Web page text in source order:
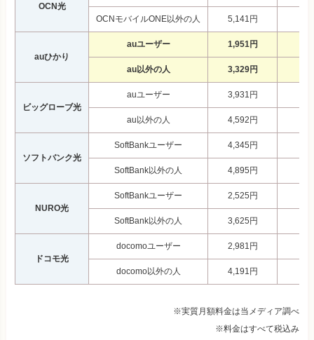
OCN光
OCNモバイルONE以外の人 5,141円
auひかり
auユーザー 1,951円
au以外の人 3,329円
ビッグローブ光
auユーザー 3,931円
au以外の人 4,592円
ソフトバンク光
SoftBankユーザー 4,345円
SoftBank以外の人 4,895円
NURO光
SoftBankユーザー 2,525円
SoftBank以外の人 3,625円
ドコモ光
docomoユーザー 2,981円
docomo以外の人 4,191円
※実質月額料金は当メディア調べ
※料金はすべて税込み